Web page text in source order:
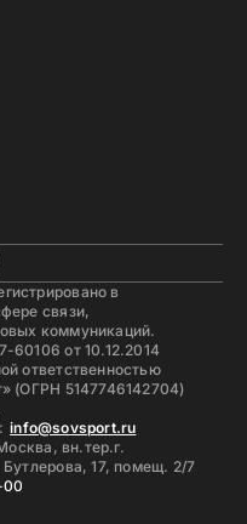
в
связи,
коммуникаций.
60106 от 10.12.2014
ответственностью
(ОГРН 5147746142704)
info@sovsport.ru
вн.тер.г.
17, помещ. 2/7
00